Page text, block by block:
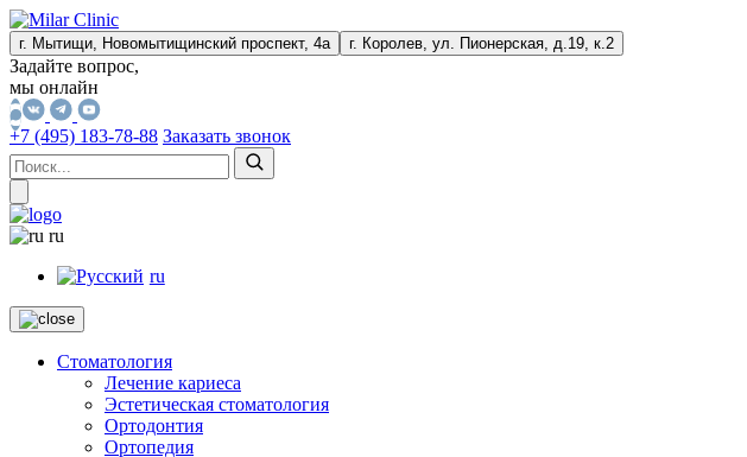
г. Мытищи, Новомытищинский проспект, 4а г. Королев, ул. Пионерская, д.19, к.2
Задайте вопрос,
мы онлайн
+7 (495) 183-78-88 Заказать звонок
ru
ru
Стоматология
Лечение кариеса
Эстетическая стоматология
Ортодонтия
Ортопедия